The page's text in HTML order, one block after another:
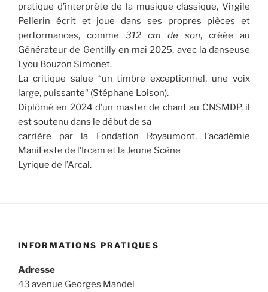
pratique d’interprète de la musique classique, Virgile
Pellerin écrit et joue dans ses propres pièces et
performances, comme 312 cm de son, créée au
Générateur de Gentilly en mai 2025, avec la danseuse
Lyou Bouzon Simonet.
La critique salue “un timbre exceptionnel, une voix
large, puissante“ (Stéphane Loison).
Diplômé en 2024 d’un master de chant au CNSMDP, il
est soutenu dans le début de sa
carrière par la Fondation Royaumont, l’académie
ManiFeste de l’Ircam et la Jeune Scène
Lyrique de l’Arcal.
INFORMATIONS PRATIQUES
Adresse
43 avenue Georges Mandel